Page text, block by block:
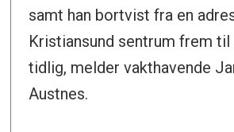
samt han bortvist fra en
Kristiansund sentrum frem
tidlig, melder vakthavende
Austnes.